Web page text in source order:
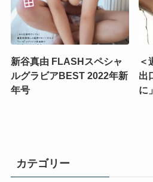
新谷真由 FLASHスペシャ
ルグラビアBEST 2022年新
年号
＜
出
に」
カテゴリー